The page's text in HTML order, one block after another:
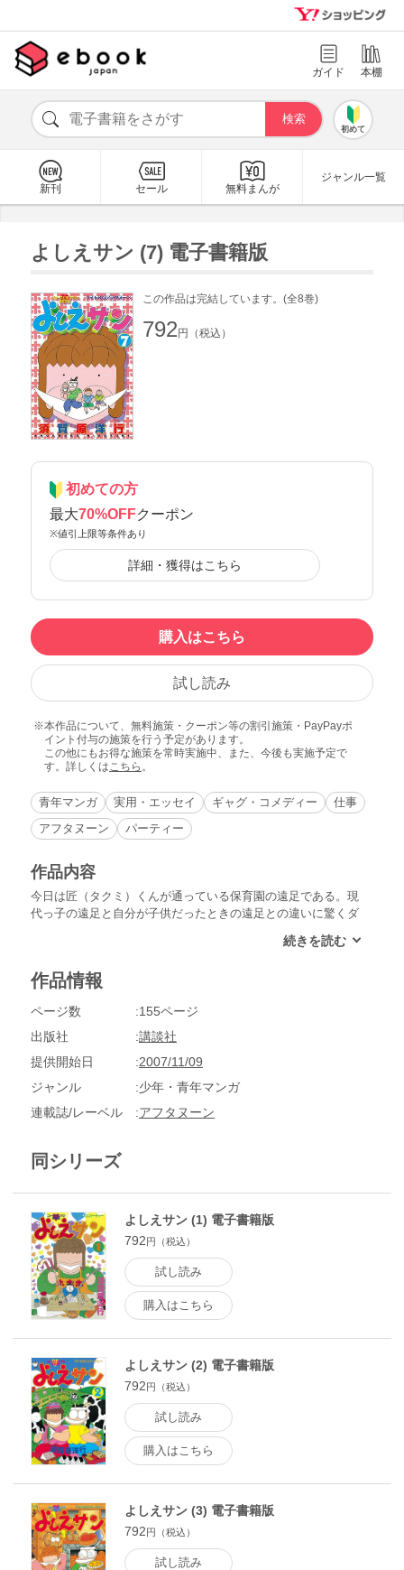
ガイド 本棚
初めて
新刊 セール 無料まんが
ジャンル一覧
よしえサン (7) 電子書籍版
この作品は完結しています。(全8巻)
792 円（税込）
初めての方
最大70%OFFクーポン
※値引上限等条件あり
詳細・獲得はこちら
購入はこちら
試し読み
本作品について、無料施策・クーポン等の割引施策・PayPayポ
イント付与の施策を行う予定があります。
この他にもお得な施策を常時実施中、また、今後も実施予定で
す。詳しくはこちら 。
青年マンガ 実用・エッセイ ギャグ・コメディー
仕事
アフタヌーン
パーティー
作品内容
今日は匠（タクミ）くんが通っている保育園の遠足である。現
代っ子の遠足と自分が子供だったときの遠足との違いに驚くダ
主婦のよしえサン。ダンナは実在マンガ家S。そんな「ニョー
作品情報
ページ数
155ページ
出版社
講談社
提供開始日
2007/11/09
ジャンル
少年・青年マンガ
連載誌/レーベル
アフタヌーン
同シリーズ
よしえサン (1) 電子書籍版
792円（税込）
試し読み
購入はこちら
よしえサン (2) 電子書籍版
792円（税込）
試し読み
購入はこちら
よしえサン (3) 電子書籍版
792円（税込）
試し読み